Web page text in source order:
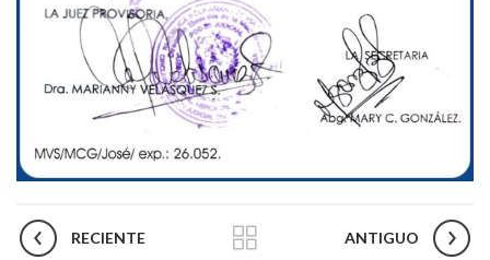
RECIENTE ANTIGUO